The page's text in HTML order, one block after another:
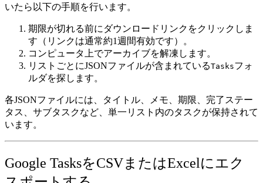
いたら以下の手順を行います。
期限が切れる前にダウンロードリンクをクリックしま
す（リンクは通常約1週間有効です）。
コンピュータ上でアーカイブを解凍します。
リストごとにJSONファイルが含まれているTasksフォ
ルダを探します。
各JSONファイルには、タイトル、メモ、期限、完了ステー
タス、サブタスクなど、単一リスト内のタスクが保持されて
います。
Google TasksをCSVまたはExcelにエク